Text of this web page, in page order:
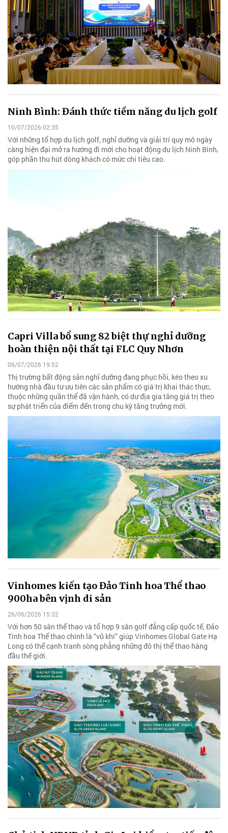
Ninh Bình: Đánh thức tiềm năng du lịch golf
10/07/2026 02:35
Với những tổ hợp du lịch golf, nghỉ dưỡng và giải trí quy mô ngày
càng hiện đại mở ra hướng đi mới cho hoạt động du lịch Ninh Bình,
góp phần thu hút dòng khách có mức chi tiêu cao.
Capri Villa bổ sung 82 biệt thự nghỉ dưỡng
hoàn thiện nội thất tại FLC Quy Nhơn
06/07/2026 19:52
Thị trường bất động sản nghỉ dưỡng đang phục hồi, kéo theo xu
hướng nhà đầu tư ưu tiên các sản phẩm có giá trị khai thác thực,
thuộc những quần thể đã vận hành, có dư địa gia tăng giá trị theo
sự phát triển của điểm đến trong chu kỳ tăng trưởng mới.
Vinhomes kiến tạo Đảo Tinh hoa Thể thao
900ha bên vịnh di sản
26/06/2026 15:32
Với hơn 50 sân thể thao và tổ hợp 9 sân golf đẳng cấp quốc tế, Đảo
Tinh hoa Thể thao chính là “vũ khí” giúp Vinhomes Global Gate Hạ
Long có thể cạnh tranh sòng phẳng những đô thị thể thao hàng
đầu thế giới.